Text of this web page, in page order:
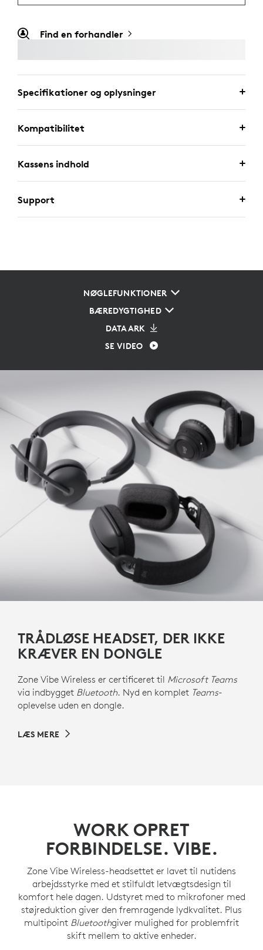
Find en forhandler
Specifikationer og oplysninger
Kompatibilitet
Kassens indhold
Support
NØGLEFUNKTIONER
BÆREDYGTIGHED
DATAARK
SE VIDEO
TRÅDLØSE HEADSET, DER IKKE
KRÆVER EN DONGLE
Zone Vibe Wireless er certificeret til Microsoft Teams
via indbygget Bluetooth. Nyd en komplet Teams-
oplevelse uden en dongle.
LÆS MERE
WORK OPRET
FORBINDELSE. VIBE.
Zone Vibe Wireless-headsettet er lavet til nutidens
arbejdsstyrke med et stilfuldt letvægtsdesign til
komfort hele dagen. Udstyret med to mikrofoner med
støjreduktion giver den fremragende lydkvalitet. Plus
multipoint Bluetoothgiver mulighed for problemfrit
skift mellem to aktive enheder.